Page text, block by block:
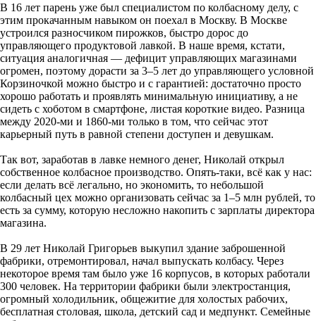
В 16 лет парень уже был специалистом по колбасному делу, с
этим прокачанным навыком он поехал в Москву. В Москве
устроился разносчиком пирожков, быстро дорос до
управляющего продуктовой лавкой. В наше время, кстати,
ситуация аналогичная — дефицит управляющих магазинами
огромен, поэтому дорасти за 3–5 лет до управляющего условной
Корзиночкой можно быстро и с гарантией: достаточно просто
хорошо работать и проявлять минимальную инициативу, а не
сидеть с хоботом в смартфоне, листая короткие видео. Разница
между 2020-ми и 1860-ми только в том, что сейчас этот
карьерный путь в равной степени доступен и девушкам.
Так вот, заработав в лавке немного денег, Николай открыл
собственное колбасное производство. Опять-таки, всё как у нас:
если делать всё легально, но экономить, то небольшой
колбасный цех можно организовать сейчас за 1–5 млн рублей, то
есть за сумму, которую несложно накопить с зарплаты директора
магазина.
В 29 лет Николай Григорьев выкупил здание заброшенной
фабрики, отремонтировал, начал выпускать колбасу. Через
некоторое время там было уже 16 корпусов, в которых работали
300 человек. На территории фабрики были электростанция,
огромный холодильник, общежитие для холостых рабочих,
бесплатная столовая, школа, детский сад и медпункт. Семейные